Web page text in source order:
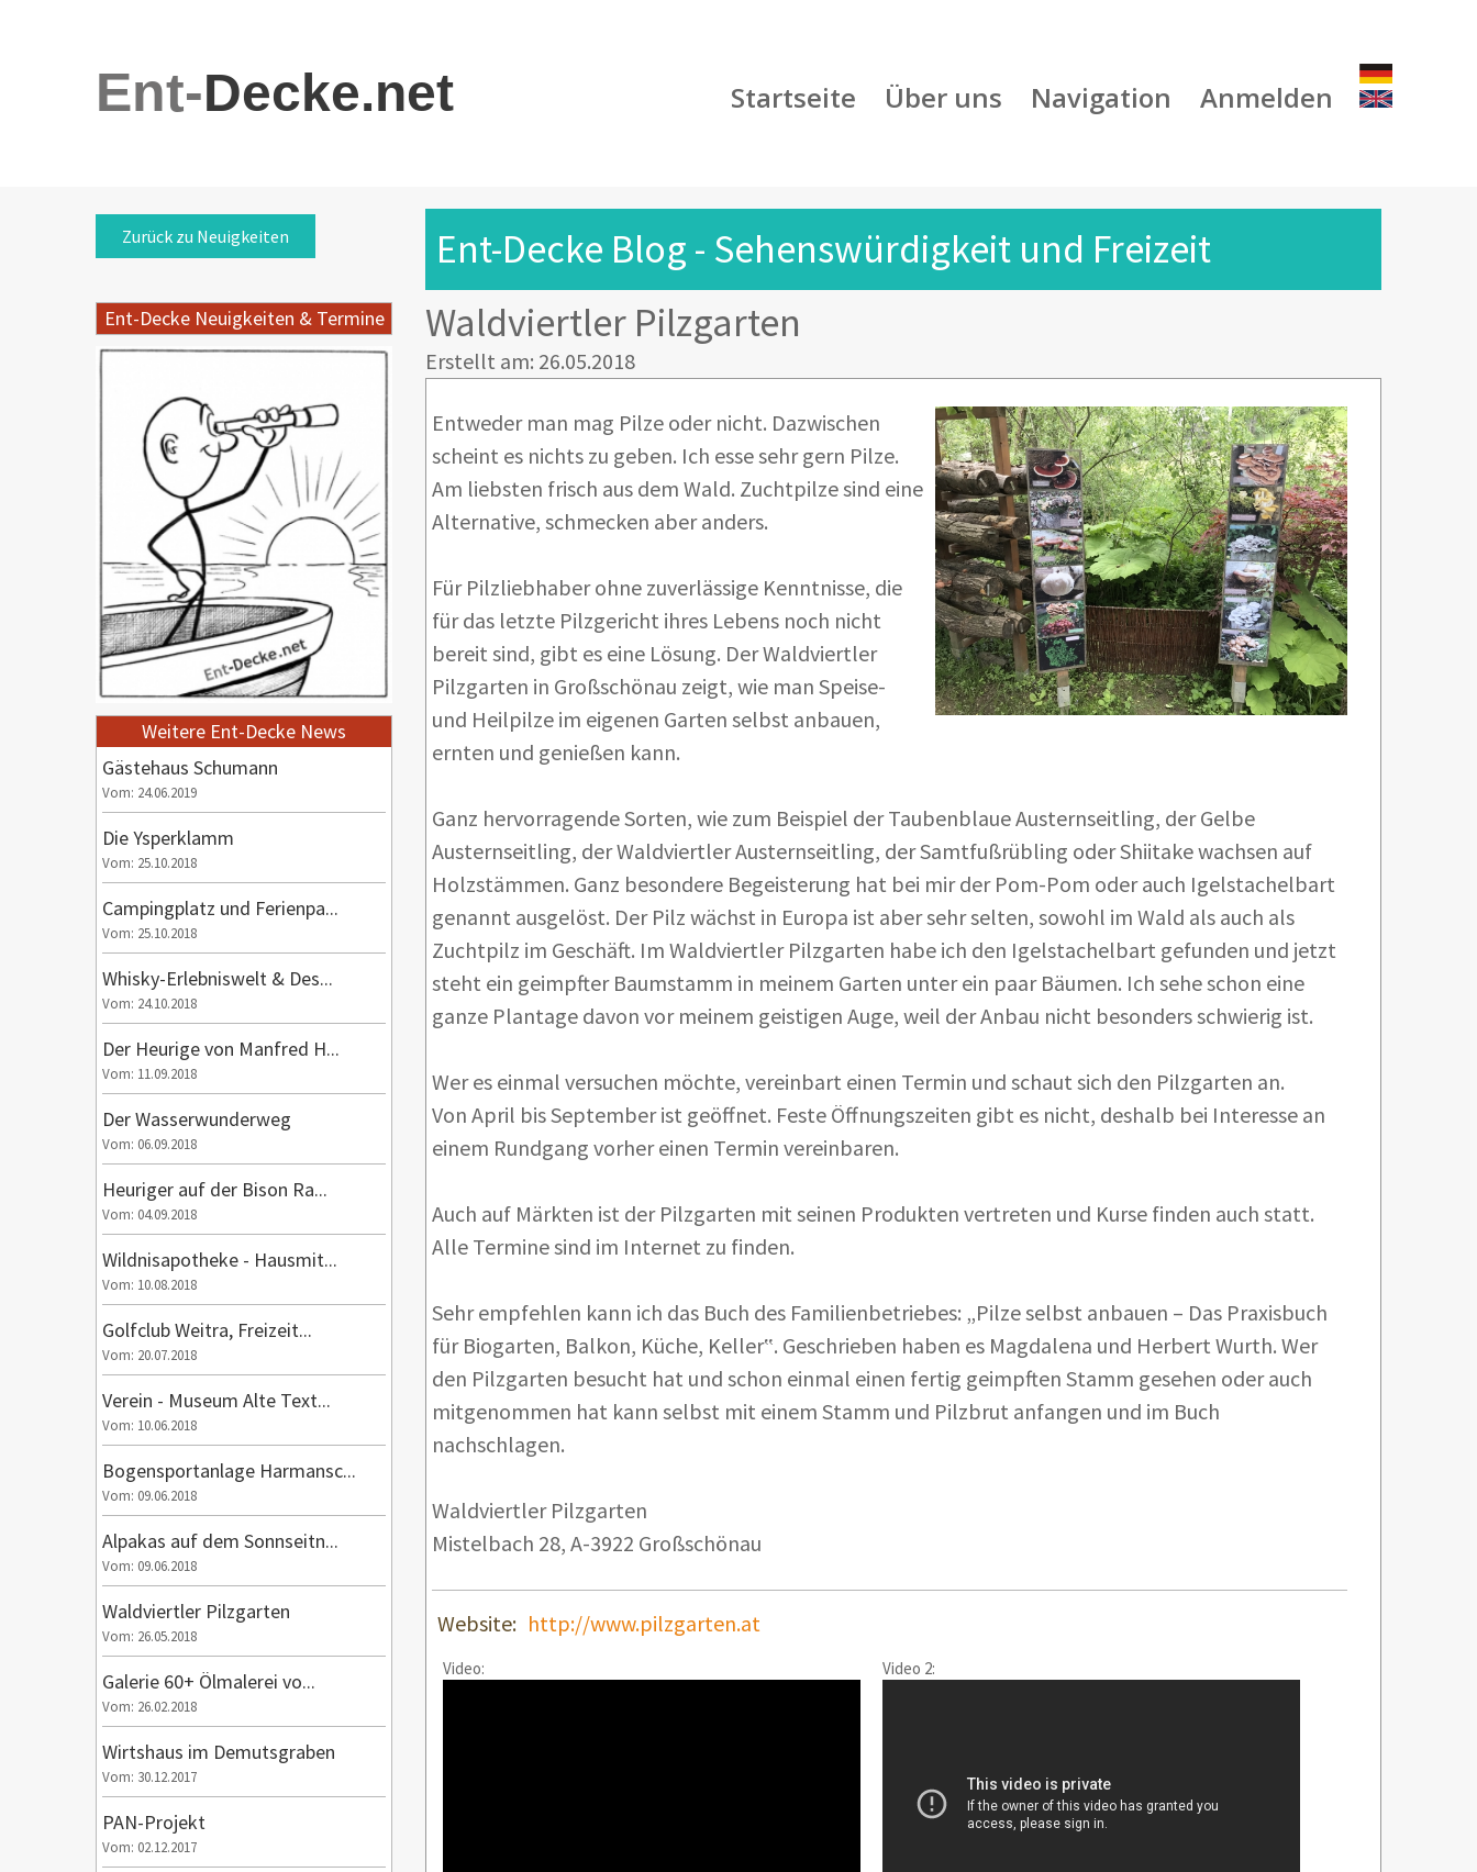
Ent-Decke.net Startseite Über uns Navigation Anmelden
Zurück zu Neuigkeiten
Ent-Decke Neuigkeiten & Termine
Weitere Ent-Decke News
Gästehaus Schumann
Vom: 24.06.2019
Die Ysperklamm
Vom: 25.10.2018
Campingplatz und Ferienpa...
Vom: 25.10.2018
Whisky-Erlebniswelt & Des...
Vom: 24.10.2018
Der Heurige von Manfred H...
Vom: 11.09.2018
Der Wasserwunderweg
Vom: 06.09.2018
Heuriger auf der Bison Ra...
Vom: 04.09.2018
Wildnisapotheke - Hausmit...
Vom: 10.08.2018
Golfclub Weitra, Freizeit...
Vom: 20.07.2018
Verein - Museum Alte Text...
Vom: 10.06.2018
Bogensportanlage Harmansc...
Vom: 09.06.2018
Alpakas auf dem Sonnseitn...
Vom: 09.06.2018
Waldviertler Pilzgarten
Vom: 26.05.2018
Galerie 60+ Ölmalerei vo...
Vom: 26.02.2018
Wirtshaus im Demutsgraben
Vom: 30.12.2017
PAN-Projekt
Vom: 02.12.2017
Ent-Decke Blog - Sehenswürdigkeit und Freizeit
Waldviertler Pilzgarten
Erstellt am: 26.05.2018
Entweder man mag Pilze oder nicht. Dazwischen
scheint es nichts zu geben. Ich esse sehr gern Pilze.
Am liebsten frisch aus dem Wald. Zuchtpilze sind eine
Alternative, schmecken aber anders.
Für Pilzliebhaber ohne zuverlässige Kenntnisse, die
für das letzte Pilzgericht ihres Lebens noch nicht
bereit sind, gibt es eine Lösung. Der Waldviertler
Pilzgarten in Großschönau zeigt, wie man Speise-
und Heilpilze im eigenen Garten selbst anbauen,
ernten und genießen kann.
Ganz hervorragende Sorten, wie zum Beispiel der Taubenblaue Austernseitling, der Gelbe
Austernseitling, der Waldviertler Austernseitling, der Samtfußrübling oder Shiitake wachsen auf
Holzstämmen. Ganz besondere Begeisterung hat bei mir der Pom-Pom oder auch Igelstachelbart
genannt ausgelöst. Der Pilz wächst in Europa ist aber sehr selten, sowohl im Wald als auch als
Zuchtpilz im Geschäft. Im Waldviertler Pilzgarten habe ich den Igelstachelbart gefunden und jetzt
steht ein geimpfter Baumstamm in meinem Garten unter ein paar Bäumen. Ich sehe schon eine
ganze Plantage davon vor meinem geistigen Auge, weil der Anbau nicht besonders schwierig ist.
Wer es einmal versuchen möchte, vereinbart einen Termin und schaut sich den Pilzgarten an.
Von April bis September ist geöffnet. Feste Öffnungszeiten gibt es nicht, deshalb bei Interesse an
einem Rundgang vorher einen Termin vereinbaren.
Auch auf Märkten ist der Pilzgarten mit seinen Produkten vertreten und Kurse finden auch statt.
Alle Termine sind im Internet zu finden.
Sehr empfehlen kann ich das Buch des Familienbetriebes: „Pilze selbst anbauen – Das Praxisbuch
für Biogarten, Balkon, Küche, Keller‟. Geschrieben haben es Magdalena und Herbert Wurth. Wer
den Pilzgarten besucht hat und schon einmal einen fertig geimpften Stamm gesehen oder auch
mitgenommen hat kann selbst mit einem Stamm und Pilzbrut anfangen und im Buch
nachschlagen.
Waldviertler Pilzgarten
Mistelbach 28, A-3922 Großschönau
Website: http://www.pilzgarten.at
Video: Video 2: